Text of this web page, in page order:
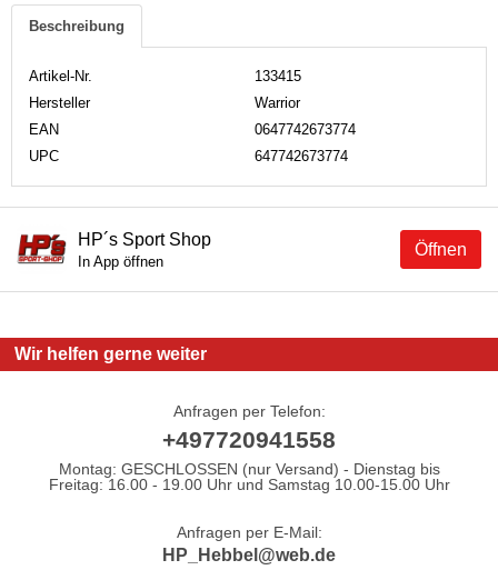
Beschreibung
Artikel-Nr.
133415
Hersteller
Warrior
EAN
0647742673774
UPC
647742673774
Öffnen
HP´s Sport Shop
In App öffnen
Wir helfen gerne weiter
Anfragen per Telefon:
+497720941558
Montag: GESCHLOSSEN (nur Versand) - Dienstag bis
Freitag: 16.00 - 19.00 Uhr und Samstag 10.00-15.00 Uhr
Anfragen per E-Mail:
HP_Hebbel@web.de